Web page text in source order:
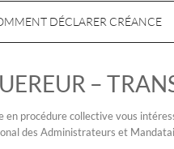
DÉCLARER CRÉANCE
–
procédure collective vous
des Administrateurs et